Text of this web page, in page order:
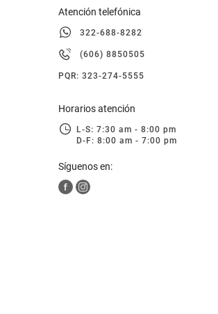
Atención telefónica
322-688-8282
(606) 8850505
PQR: 323-274-5555
Horarios atención
L-S: 7:30 am - 8:00 pm
D-F: 8:00 am - 7:00 pm
Síguenos en: